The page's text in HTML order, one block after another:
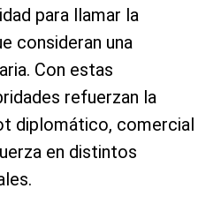
para llamar la
consideran una
Con estas
refuerzan la
diplomático, comercial
en distintos